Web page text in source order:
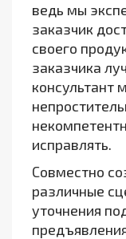
ведь мы
заказчик
своего
заказчика
консультант
исправлять.
Совместно
различные
уточнения